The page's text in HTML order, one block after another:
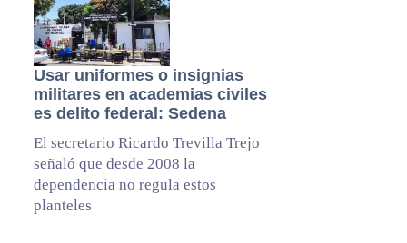
Usar uniformes o insignias
militares en academias civiles
es delito federal: Sedena
El secretario Ricardo Trevilla Trejo
señaló que desde 2008 la
dependencia no regula estos
planteles